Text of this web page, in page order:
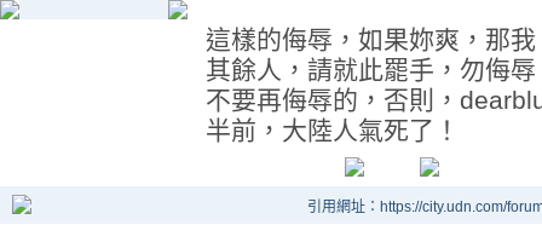
這樣的侮辱，如果妳爽，那
其餘人，請就此罷手，勿侮
不要再侮辱的，否則，
半前，大陸人氣死了！
引用網址：https://city.udn.com/